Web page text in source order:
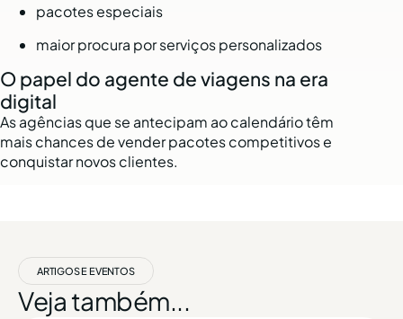
pacotes especiais
maior procura por serviços personalizados
O papel do agente de viagens na era
digital
As agências que se antecipam ao calendário têm
mais chances de vender pacotes competitivos e
conquistar novos clientes.
ARTIGOS E EVENTOS
Veja também...